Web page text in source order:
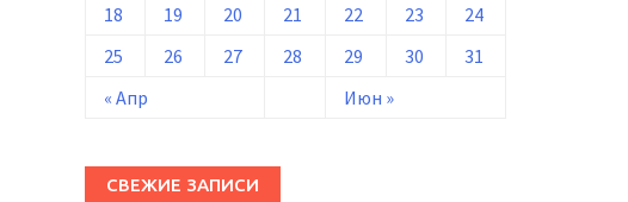
« Апр Июн »
18
19 20 21 22 23
24
25
26 27 28 29 30 31
СВЕЖИЕ ЗАПИСИ